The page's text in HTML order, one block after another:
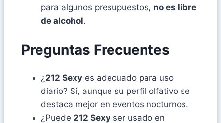
para algunos presupuestos, no es libre
de alcohol.
Preguntas Frecuentes
¿ 212 Sexy es adecuado para uso
diario? Sí, aunque su perfil olfativo se
destaca mejor en eventos nocturnos.
¿Puede 212 Sexy ser usado en